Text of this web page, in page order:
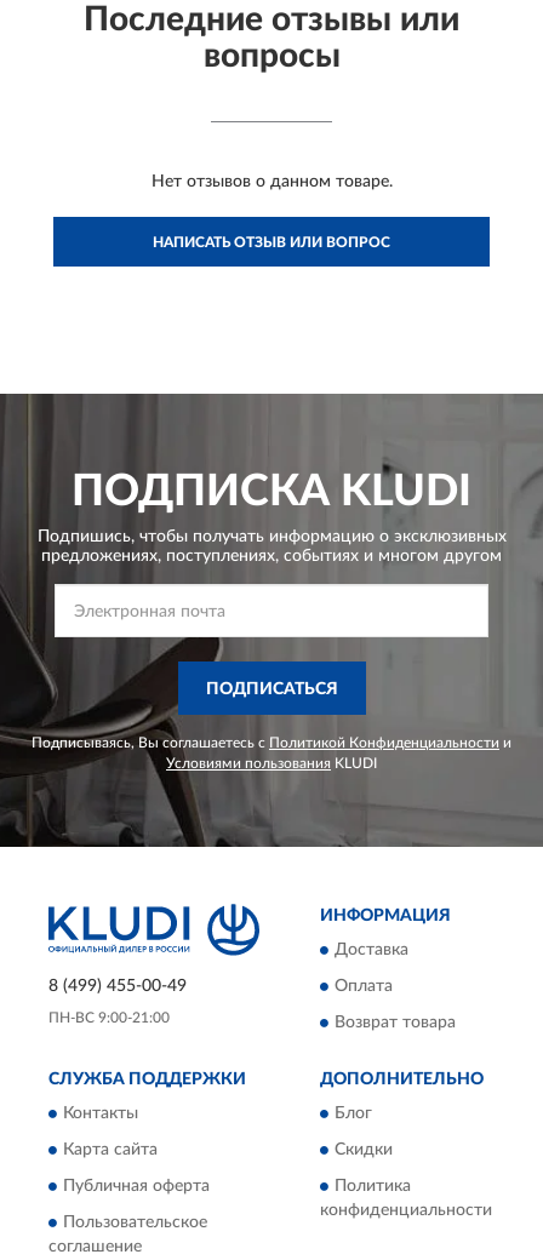
Последние отзывы или
вопросы
Нет отзывов о данном товаре.
НАПИСАТЬ ОТЗЫВ ИЛИ ВОПРОС
ПОДПИСКА KLUDI
Подпишись, чтобы получать информацию о эксклюзивных
предложениях, поступлениях, событиях и многом другом
ПОДПИСАТЬСЯ
Подписываясь, Вы соглашаетесь с Политикой Конфиденциальности и
Условиями пользования KLUDI
8 (499) 455-00-49
ПН-ВС 9:00-21:00
ИНФОРМАЦИЯ
Доставка
Оплата
Возврат товара
СЛУЖБА ПОДДЕРЖКИ
Контакты
Карта сайта
Публичная оферта
Пользовательское
соглашение
ДОПОЛНИТЕЛЬНО
Блог
Скидки
Политика
конфиденциальности